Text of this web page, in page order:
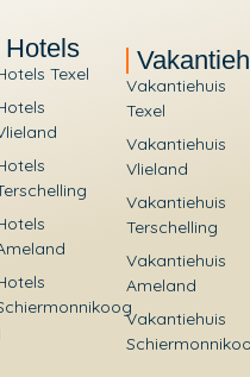
Hotels
Texel
Vakantiehuis
Texel
Vakantiehuis
Vlieland
Vakantiehuis
Terschelling
Vakantiehuis
Ameland
Vakantiehuis